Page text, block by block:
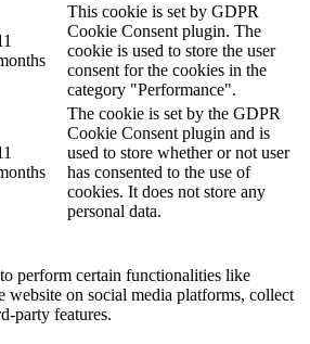
This cookie is set by GDPR
Cookie Consent plugin. The
cookie is used to store the user
consent for the cookies in the
category "Performance".
The cookie is set by the GDPR
Cookie Consent plugin and is
used to store whether or not user
has consented to the use of
cookies. It does not store any
personal data.
perform certain functionalities like
website on social media platforms, collect
party features.